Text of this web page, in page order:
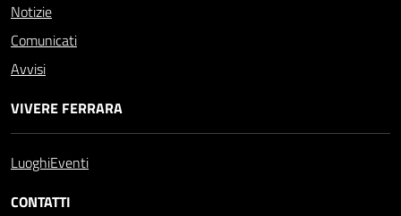
Notizie
Comunicati
Avvisi
VIVERE FERRARA
LuoghiEventi
CONTATTI